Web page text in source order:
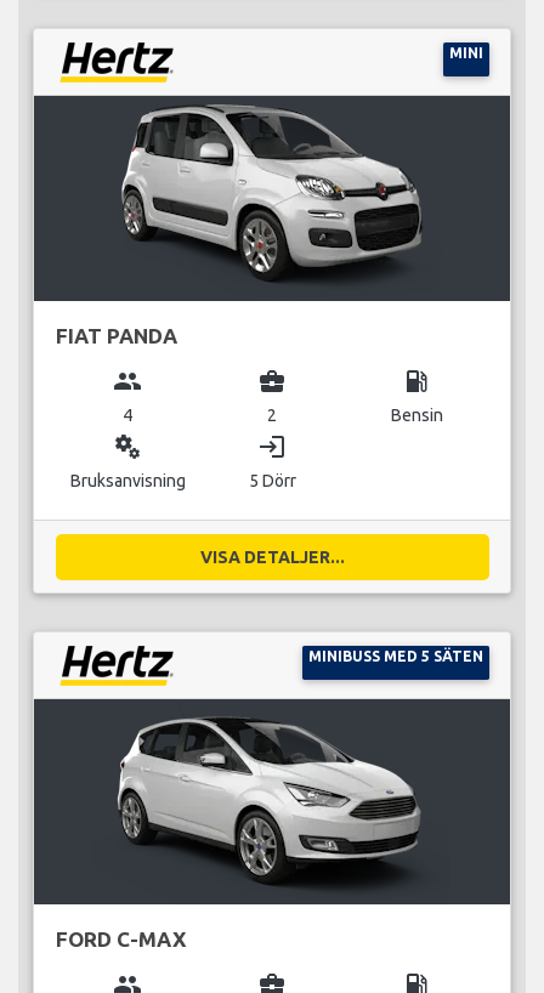
MINI
FIAT PANDA
group
4
business_center
2
local_gas_station
Bensin
miscellaneous_services
Bruksanvisning
login
5 Dörr
VISA DETALJER...
MINIBUSS MED 5 SÄTEN
FORD C-MAX
group business_center local_gas_station